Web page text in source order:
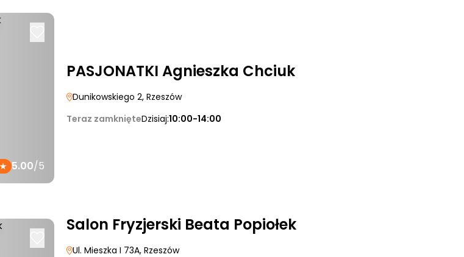
5.00/5
PASJONATKI Agnieszka Chciuk
Dunikowskiego 2, Rzeszów
Teraz zamknięteDzisiaj:10:00-14:00
Salon Fryzjerski Beata Popiołek
Ul. Mieszka I 73A, Rzeszów